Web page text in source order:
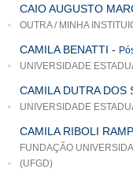
CAIO AUGUSTO
OUTRA / MINHA
CAMILA BENATTI -
UNIVERSIDADE
CAMILA DUTRA DOS
UNIVERSIDADE
CAMILA RIBOLI
FUNDAÇÃO
(UFGD)